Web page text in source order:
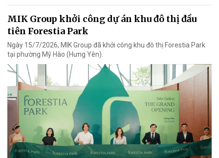
MIK Group khởi công dự án khu đô thị đầu
tiên Forestia Park
Ngày 15/7/2026, MIK Group đã khởi công khu đô thị Forestia Park
tại phường Mỹ Hào (Hưng Yên).